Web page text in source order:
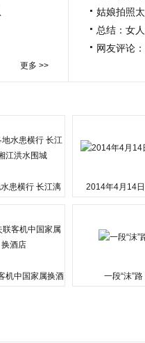
更多 >>
姑娘拍照
总结：女
网友评论
患横行 长江漓
2014年4月14
机中国家属换酒
一段“沫”路